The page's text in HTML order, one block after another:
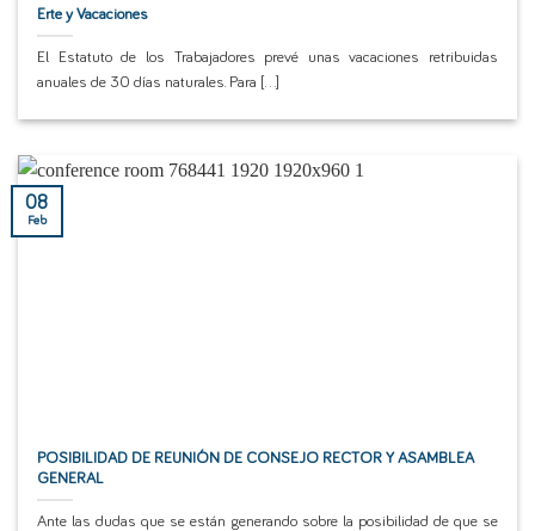
Erte y Vacaciones
El Estatuto de los Trabajadores prevé unas vacaciones retribuidas
anuales de 30 días naturales. Para [...]
POSIBILIDAD DE REUNIÓN DE CONSEJO RECTOR Y ASAMBLEA
GENERAL
Ante las dudas que se están generando sobre la posibilidad de que se
08
Feb